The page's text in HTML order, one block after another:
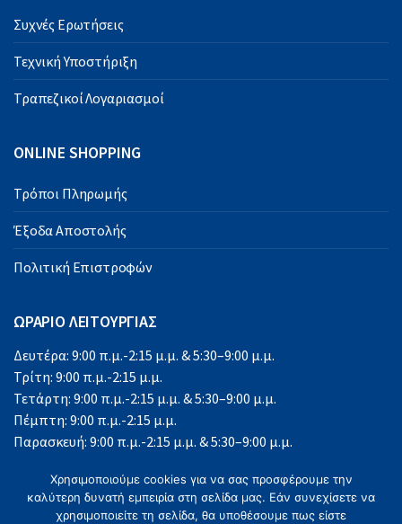
Συχνές Ερωτήσεις
Τεχνική Υποστήριξη
Τραπεζικοί Λογαριασμοί
ONLINE SHOPPING
Τρόποι Πληρωμής
Έξοδα Αποστολής
Πολιτική Επιστροφών
ΩΡΑΡΙΟ ΛΕΙΤΟΥΡΓΙΑΣ
Δευτέρα: 9:00 π.μ.-2:15 μ.μ. & 5:30–9:00 μ.μ.
Τρίτη: 9:00 π.μ.-2:15 μ.μ.
Τετάρτη: 9:00 π.μ.-2:15 μ.μ. & 5:30–9:00 μ.μ.
Πέμπτη: 9:00 π.μ.-2:15 μ.μ.
Παρασκευή: 9:00 π.μ.-2:15 μ.μ. & 5:30–9:00 μ.μ.
Κυριακή: Κλειστά
Χρησιμοποιούμε cookies για να σας προσφέρουμε την
καλύτερη δυνατή εμπειρία στη σελίδα μας. Εάν συνεχίσετε να
χρησιμοποιείτε τη σελίδα, θα υποθέσουμε πως είστε